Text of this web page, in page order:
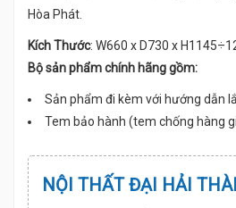
Hòa Phát.
Kích Thước: W660 x D730 x
Bộ sản phẩm chính hãng gồm:
Sản phẩm đi kèm với hướng dẫn
Tem bảo hành (tem chống hàng
NỘI THẤT ĐẠI HẢI